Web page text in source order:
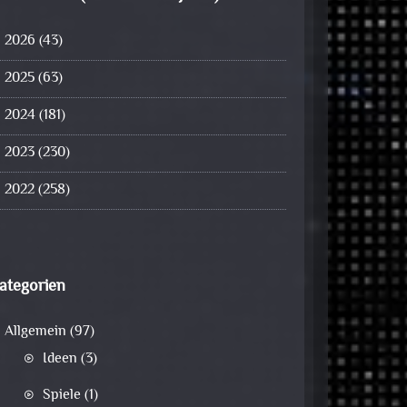
2026 (43)
2025(63)
2024(181)
2023(230)
2022(258)
Allgemein (97)
Ideen (3)
Spiele (1)